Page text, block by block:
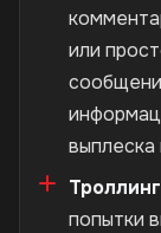
или
выплеска
попытки